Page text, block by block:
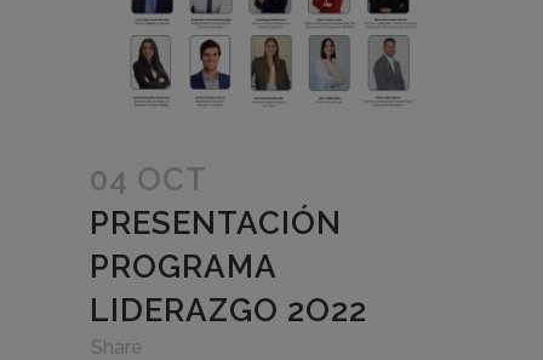
04 OCT
PRESENTACIÓN
PROGRAMA
LIDERAZGO 2O22
Share